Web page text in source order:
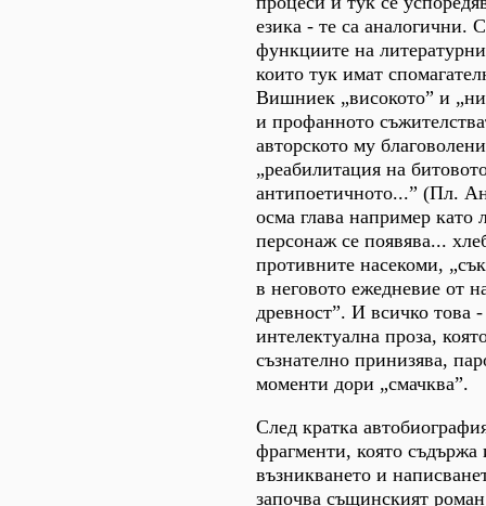
езика - те са аналогични.
функциите на
които тук имат
Вишниек „високото” и
и профанното
авторското му
„реабилитация на
антипоетичното...” (Пл.
осма глава например като
персонаж се появява...
противните насекоми,
в неговото ежедневие от
древност”. И всичко това
интелектуална проза,
съзнателно принизява,
моменти дори „смачква”.
След кратка
фрагменти, която съдържа
възникването и
започва същинският